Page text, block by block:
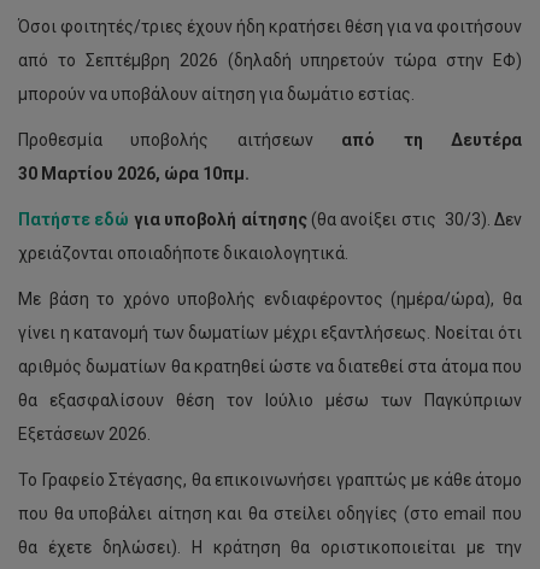
Όσοι φοιτητές/τριες έχουν ήδη κρατήσει θέση για να φοιτήσουν
από το Σεπτέμβρη 2026 (δηλαδή υπηρετούν τώρα στην ΕΦ)
μπορούν να υποβάλουν αίτηση για δωμάτιο εστίας.
Προθεσμία υποβολής αιτήσεων από τη Δευτέρα
30 Μαρτίου 2026, ώρα 10πμ.
Πατήστε εδώ για υποβολή αίτησης (θα ανοίξει στις 30/3). Δεν
χρειάζονται οποιαδήποτε δικαιολογητικά.
Με βάση το χρόνο υποβολής ενδιαφέροντος (ημέρα/ώρα), θα
γίνει η κατανομή των δωματίων μέχρι εξαντλήσεως. Νοείται ότι
αριθμός δωματίων θα κρατηθεί ώστε να διατεθεί στα άτομα που
θα εξασφαλίσουν θέση τον Ιούλιο μέσω των Παγκύπριων
Εξετάσεων 2026.
Το Γραφείο Στέγασης, θα επικοινωνήσει γραπτώς με κάθε άτομο
που θα υποβάλει αίτηση και θα στείλει οδηγίες (στο email που
θα έχετε δηλώσει). Η κράτηση θα οριστικοποιείται με την